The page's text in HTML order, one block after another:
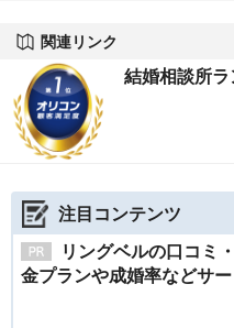
関連リンク
結婚相談所ラ
注目コンテンツ
リングベルの口コミ
金プランや成婚率などサ